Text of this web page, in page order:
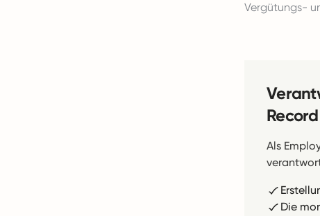
Vergütungs-
Record
Als
Die